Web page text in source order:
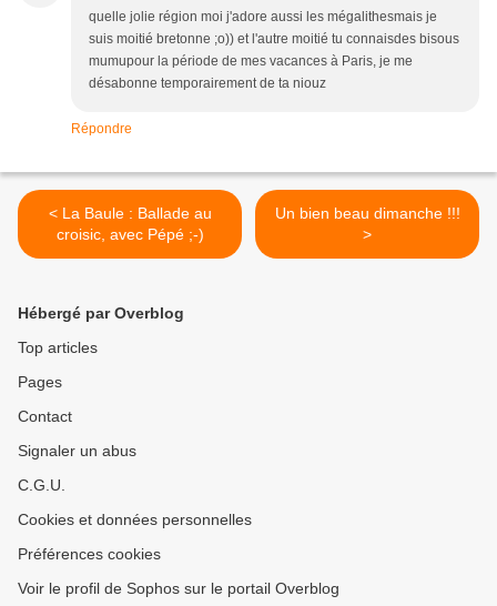
quelle jolie région moi j'adore aussi les mégalithesmais je
suis moitié bretonne ;o)) et l'autre moitié tu connaisdes bisous
mumupour la période de mes vacances à Paris, je me
désabonne temporairement de ta niouz
Répondre
< La Baule : Ballade au
croisic, avec Pépé ;-)
Un bien beau dimanche !!!
>
Hébergé par Overblog
Top articles
Pages
Contact
Signaler un abus
C.G.U.
Cookies et données personnelles
Préférences cookies
Voir le profil de Sophos sur le portail Overblog